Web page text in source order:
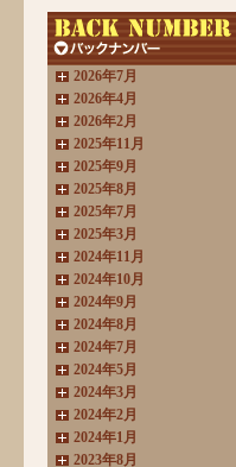
2026年7月
2026年4月
2026年2月
2025年11月
2025年9月
2025年8月
2025年7月
2025年3月
2024年11月
2024年10月
2024年9月
2024年8月
2024年7月
2024年5月
2024年3月
2024年2月
2024年1月
2023年8月